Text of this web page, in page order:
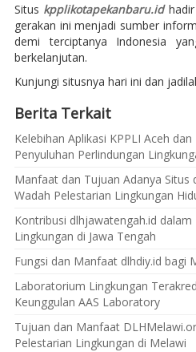
Situs kpplikotapekanbaru.idhadir
gerakan ini menjadi sumber
demi terciptanya Indonesia
berkelanjutan.
Kunjungi situsnya hari ini dan
Berita Terkait
Kelebihan Aplikasi KPPLI Aceh
Penyuluhan Perlindungan
Manfaat dan Tujuan Adanya Situs
Wadah Pelestarian Lingkungan
Kontribusi dlhjawatengah.id
Lingkungan di Jawa Tengah
Fungsi dan Manfaat dlhdiy.id bagi
Laboratorium Lingkungan
Keunggulan AAS Laboratory
Tujuan dan Manfaat
Pelestarian Lingkungan di Melawi